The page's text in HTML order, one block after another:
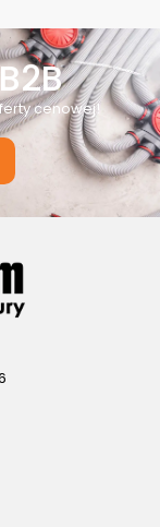
cenowej!